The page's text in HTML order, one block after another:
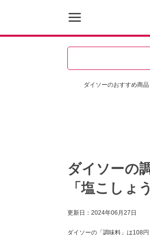
ダイソーのおすすめ商品
ダイソーの
「塩こしょ
更新日： 2024年06月27日
ダイソーの「調味料」は108